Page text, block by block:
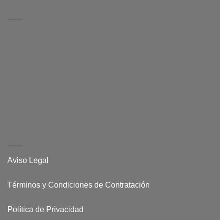
Aviso Legal
Términos y Condiciones de Contratación
Política de Privacidad